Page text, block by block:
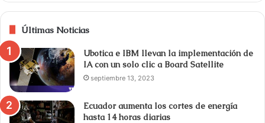
Últimas Noticias
Ubotica e IBM llevan la implementación de
IA con un solo clic a Board Satellite
septiembre 13, 2023
Ecuador aumenta los cortes de energía
hasta 14 horas diarias